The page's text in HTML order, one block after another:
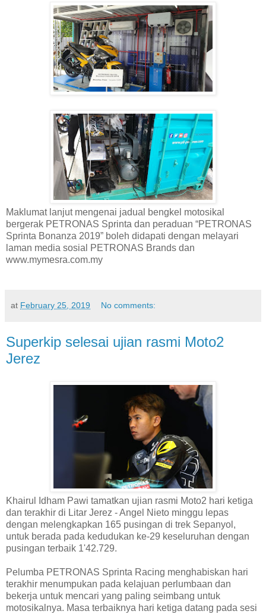
Maklumat lanjut mengenai jadual bengkel motosikal
bergerak PETRONAS Sprinta dan peraduan “PETRONAS
Sprinta Bonanza 2019” boleh didapati dengan melayari
laman media sosial PETRONAS Brands dan
www.mymesra.com.my
at February 25, 2019 No comments:
Superkip selesai ujian rasmi Moto2
Jerez
Khairul Idham Pawi tamatkan ujian rasmi Moto2 hari ketiga
dan terakhir di Litar Jerez - Angel Nieto minggu lepas
dengan melengkapkan 165 pusingan di trek Sepanyol,
untuk berada pada kedudukan ke-29 keseluruhan dengan
pusingan terbaik 1'42.729.
Pelumba PETRONAS Sprinta Racing menghabiskan hari
terakhir menumpukan pada kelajuan perlumbaan dan
bekerja untuk mencari yang paling seimbang untuk
motosikalnya. Masa terbaiknya hari ketiga datang pada sesi